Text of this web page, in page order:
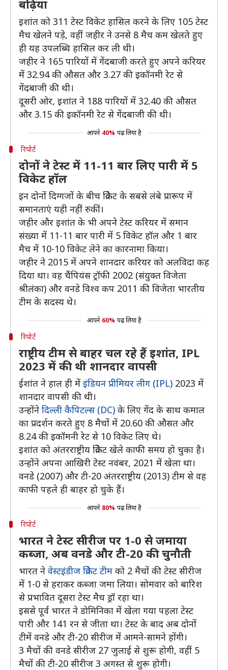
बढ़िया
इशांत को 311 टेस्ट विकेट हासिल करने के लिए 105 टेस्ट
मैच खेलने पड़े, वहीं जहीर ने उनसे 8 मैच कम खेलते हुए
ही यह उपलब्धि हासिल कर ली थी।
जहीर ने 165 पारियों में गेंदबाजी करते हुए अपने करियर
में 32.94 की औसत और 3.27 की इकॉनमी रेट से
गेंदबाजी की थी।
दूसरी ओर, इशांत ने 188 पारियों में 32.40 की औसत
और 3.15 की इकॉनमी रेट से गेंदबाजी की थी।
आपने 40% पढ़ लिया है
रिपोर्ट
दोनों ने टेस्ट में 11-11 बार लिए पारी में 5
विकेट हॉल
इन दोनों दिग्गजों के बीच क्रिकेट के सबसे लंबे प्रारूप में
समानताएं यही नहीं रुकीं।
जहीर और इशांत के भी अपने टेस्ट करियर में समान
संख्या में 11-11 बार पारी में 5 विकेट हॉल और 1 बार
मैच में 10-10 विकेट लेने का कारनामा किया।
जहीर ने 2015 में अपने शानदार करियर को अलविदा कह
दिया था। वह चैंपियंस ट्रॉफी 2002 (संयुक्त विजेता
श्रीलंका) और वनडे विश्व कप 2011 की विजेता भारतीय
टीम के सदस्य थे।
आपने 60% पढ़ लिया है
रिपोर्ट
राष्ट्रीय टीम से बाहर चल रहे हैं इशांत, IPL
2023 में की थी शानदार वापसी
ईशांत ने हाल ही में इंडियन प्रीमियर लीग (IPL) 2023 में
शानदार वापसी की थी।
उन्होंने दिल्ली कैपिटल्स (DC) के लिए गेंद के साथ कमाल
का प्रदर्शन करते हुए 8 मैचों में 20.60 की औसत और
8.24 की इकॉमनी रेट से 10 विकेट लिए थे।
इशांत को अंतरराष्ट्रीय क्रिकेट खेले काफी समय हो चुका है।
उन्होंने अपना आखिरी टेस्ट नवंबर, 2021 में खेला था।
वनडे (2007) और टी-20 अंतरराष्ट्रीय (2013) टीम से वह
काफी पहले ही बाहर हो चुके हैं।
आपने 80% पढ़ लिया है
रिपोर्ट
भारत ने टेस्ट सीरीज पर 1-0 से जमाया
कब्जा, अब वनडे और टी-20 की चुनौती
भारत ने वेस्टइंडीज क्रिकेट टीम को 2 मैचों की टेस्ट सीरीज
में 1-0 से हराकर कब्जा जमा लिया। सोमवार को बारिश
से प्रभावित दूसरा टेस्ट मैच ड्रॉ रहा था।
इससे पूर्व भारत ने डोमिनिका में खेला गया पहला टेस्ट
पारी और 141 रन से जीता था। टेस्ट के बाद अब दोनों
टीमें वनडे और टी-20 सीरीज में आमने-सामने होंगी।
3 मैचों की वनडे सीरीज 27 जुलाई से शुरू होगी, वहीं 5
मैचों की टी-20 सीरीज 3 अगस्त से शुरू होगी।